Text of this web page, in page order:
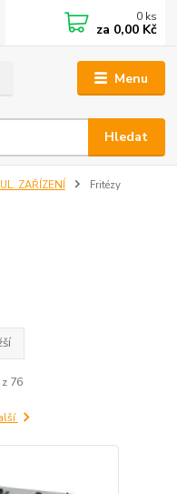
Menu
Hledat
0 ks
za 0,00 Kč
ZAŘÍZENÍ Fritézy
76